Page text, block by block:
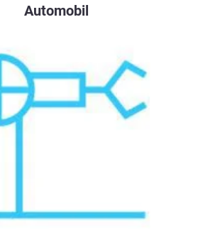
Automobil